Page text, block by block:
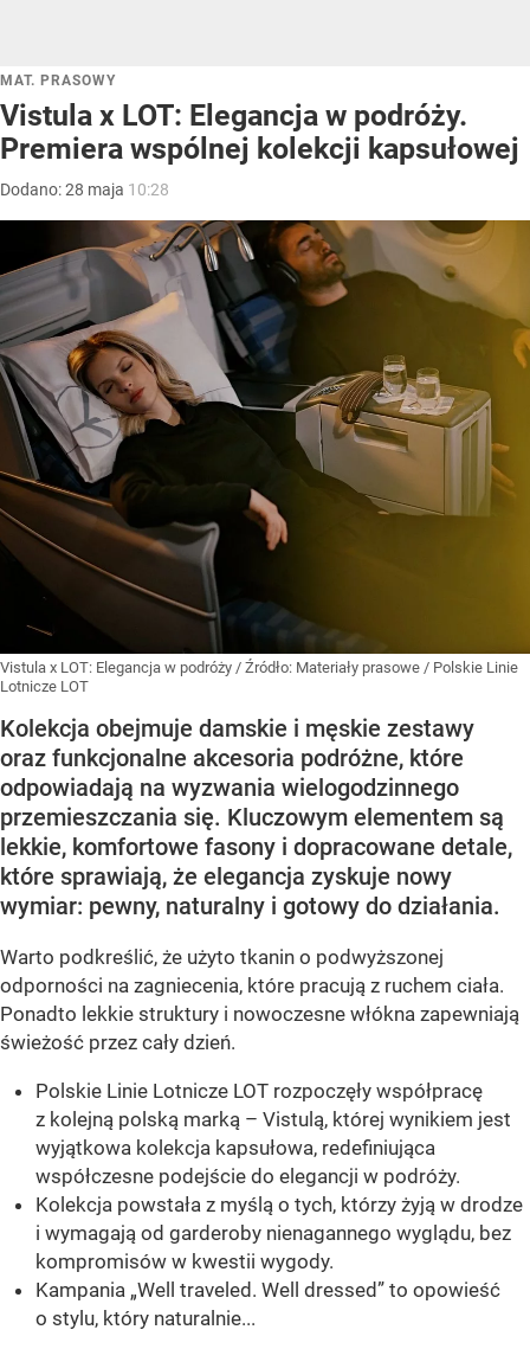
MAT. PRASOWY
Vistula x LOT: Elegancja w podróży.
Premiera wspólnej kolekcji kapsułowej
Dodano:28 maja 10:28
Vistula x LOT: Elegancja w podróży / Źródło: Materiały prasowe / Polskie Linie
Lotnicze LOT
Kolekcja obejmuje damskie i męskie zestawy
oraz funkcjonalne akcesoria podróżne, które
odpowiadają na wyzwania wielogodzinnego
przemieszczania się. Kluczowym elementem są
lekkie, komfortowe fasony i dopracowane detale,
które sprawiają, że elegancja zyskuje nowy
wymiar: pewny, naturalny i gotowy do działania.
Warto podkreślić, że użyto tkanin o podwyższonej
odporności na zagniecenia, które pracują z ruchem ciała.
Ponadto lekkie struktury i nowoczesne włókna zapewniają
świeżość przez cały dzień.
Polskie Linie Lotnicze LOT rozpoczęły współpracę
z kolejną polską marką – Vistulą, której wynikiem jest
wyjątkowa kolekcja kapsułowa, redefiniująca
współczesne podejście do elegancji w podróży.
Kolekcja powstała z myślą o tych, którzy żyją w drodze
i wymagają od garderoby nienagannego wyglądu, bez
kompromisów w kwestii wygody.
Kampania „Well traveled. Well dressed” to opowieść
o stylu, który naturalnie...